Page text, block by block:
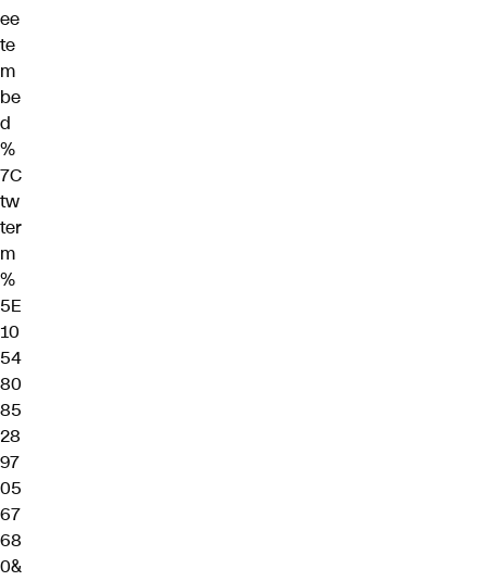
ee
te
m
be
d
%
7C
tw
ter
m
%
5E
10
54
80
85
28
97
05
67
68
0&